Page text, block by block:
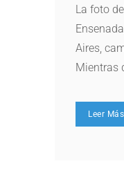
La foto
Aires,
Mientras
Leer Más